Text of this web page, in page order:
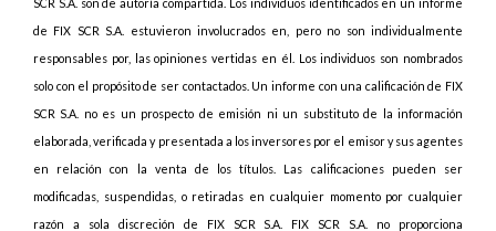
de FIX SCR S.A. estuvieron involucrados en, pero no son individualmente
responsables por, las opiniones vertidas en él. Los individuos son nombrados
solo con el propósito de ser contactados. Un informe con una calificación de FIX
SCR S.A. no es un prospecto de emisión ni un substituto de la información
elaborada, verificada y presentada a los inversores por el emisor y sus agentes
en relación con la venta de los títulos. Las calificaciones pueden ser
modificadas, suspendidas, o retiradas en cualquier momento por cualquier
razón a sola discreción de FIX SCR S.A. FIX SCR S.A. no proporciona